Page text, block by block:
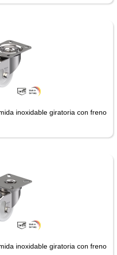
inoxidable giratoria con freno
inoxidable giratoria con freno